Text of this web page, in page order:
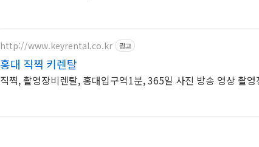
http://www.keyrental.co.kr 광고
홍대 직찍 키렌탈
직찍, 촬영장비렌탈, 홍대입구역1분, 365일 사진 방송 영상 촬영